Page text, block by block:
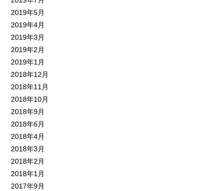
2019年5月
2019年4月
2019年3月
2019年2月
2019年1月
2018年12月
2018年11月
2018年10月
2018年9月
2018年6月
2018年4月
2018年3月
2018年2月
2018年1月
2017年9月